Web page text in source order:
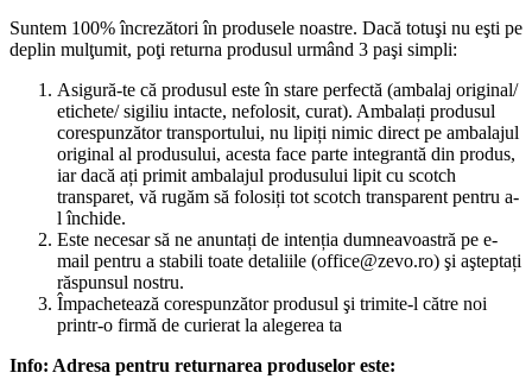
Suntem 100% încrezători în produsele noastre. Dacă totuşi nu eşti pe
deplin mulţumit, poţi returna produsul urmând 3 paşi simpli:
Asigură-te că produsul este în stare perfectă (ambalaj original/
etichete/ sigiliu intacte, nefolosit, curat). Ambalați produsul
corespunzător transportului, nu lipiți nimic direct pe ambalajul
original al produsului, acesta face parte integrantă din produs,
iar dacă ați primit ambalajul produsului lipit cu scotch
transparet, vă rugăm să folosiți tot scotch transparent pentru a-
l închide.
Este necesar să ne anuntați de intenția dumneavoastră pe e-
mail pentru a stabili toate detaliile (office@zevo.ro) şi aşteptați
răspunsul nostru.
Împachetează corespunzător produsul şi trimite-l către noi
printr-o firmă de curierat la alegerea ta
Info: Adresa pentru returnarea produselor este: